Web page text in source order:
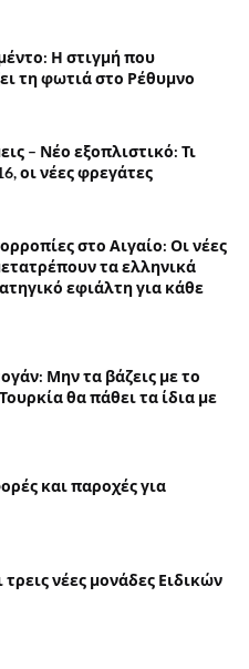
Η στιγμή που
τη φωτιά στο Ρέθυμνο
– Νέο εξοπλιστικό: Τι
οι νέες φρεγάτες
στο Αιγαίο: Οι νέες
τα ελληνικά
εφιάλτη για κάθε
Μην τα βάζεις με το
θα πάθει τα ίδια με
και παροχές για
νέες μονάδες Ειδικών